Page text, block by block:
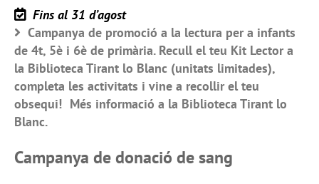
Fins al 31 d’agost
Campanya de promoció a la lectura per a infants
de 4t, 5è i 6è de primària. Recull el teu Kit Lector a
la Biblioteca Tirant lo Blanc (unitats limitades),
completa les activitats i vine a recollir el teu
obsequi! Més informació a la Biblioteca Tirant lo
Blanc.
Campanya de donació de sang